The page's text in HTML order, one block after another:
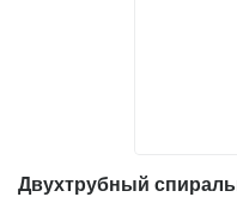
Двухтрубный